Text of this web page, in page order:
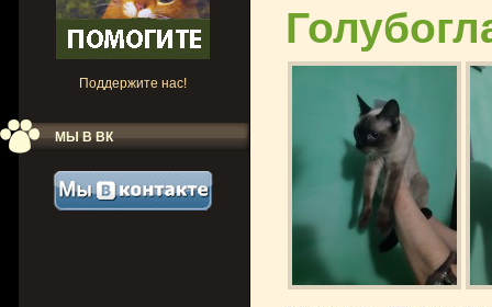
Поддержите нас!
МЫ В ВК